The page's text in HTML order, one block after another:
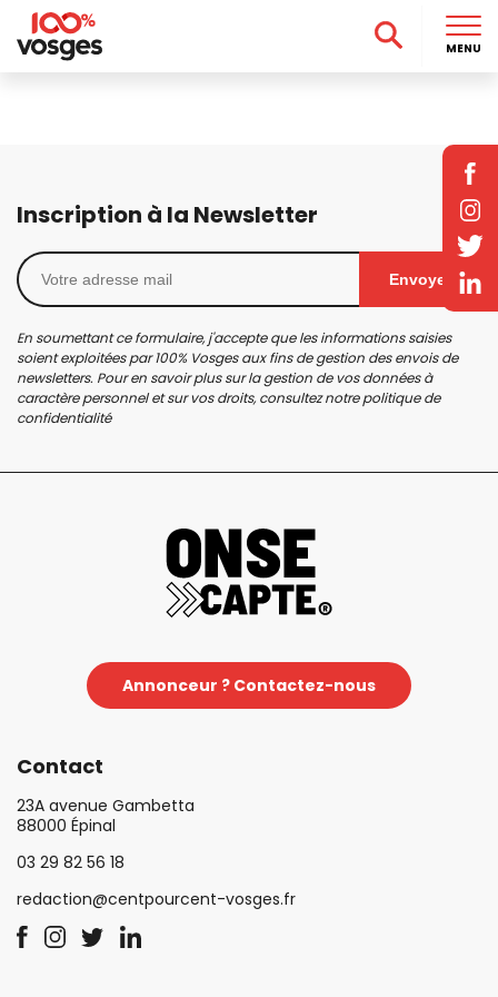
Inscription à la Newsletter
Envoyer
En soumettant ce formulaire, j'accepte que les informations saisies
soient exploitées par 100% Vosges aux fins de gestion des envois de
newsletters. Pour en savoir plus sur la gestion de vos données à
caractère personnel et sur vos droits, consultez notrepolitique de
confidentialité
Annonceur ? Contactez-nous
Contact
23A avenue Gambetta
88000 Épinal
03 29 82 56 18
redaction@centpourcent-vosges.fr
MENU